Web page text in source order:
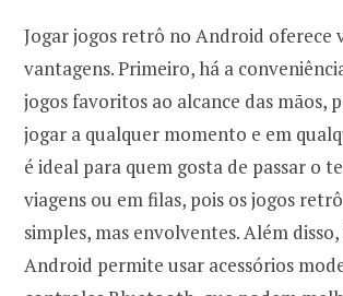
Jogar jogos retrô no Android oferece
vantagens. Primeiro, há a
jogos favoritos ao alcance das mãos,
jogar a qualquer momento e em
é ideal para quem gosta de passar o
viagens ou em filas, pois os jogos
simples, mas envolventes. Além
Android permite usar acessórios